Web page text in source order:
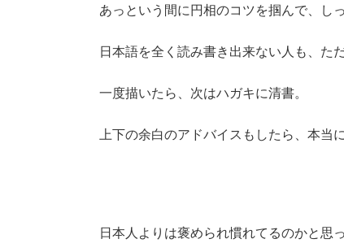
あっという間に円相のコツを掴んで、し
日本語を全く読み書き出来ない人も、た
一度描いたら、次はハガキに清書。
上下の余白のアドバイスもしたら、本当
日本人よりは褒められ慣れてるのかと思